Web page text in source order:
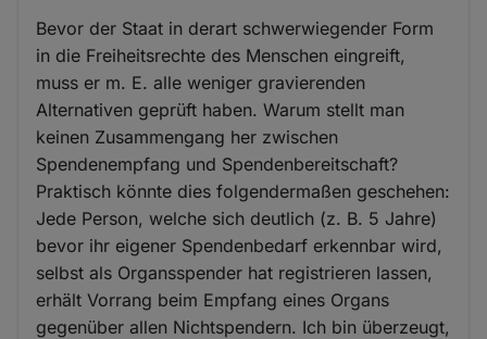
Bevor der Staat in derart schwerwiegender Form
in die Freiheitsrechte des Menschen eingreift,
muss er m. E. alle weniger gravierenden
Alternativen geprüft haben. Warum stellt man
keinen Zusammengang her zwischen
Spendenempfang und Spendenbereitschaft?
Praktisch könnte dies folgendermaßen geschehen:
Jede Person, welche sich deutlich (z. B. 5 Jahre)
bevor ihr eigener Spendenbedarf erkennbar wird,
selbst als Organsspender hat registrieren lassen,
erhält Vorrang beim Empfang eines Organs
gegenüber allen Nichtspendern. Ich bin überzeugt,